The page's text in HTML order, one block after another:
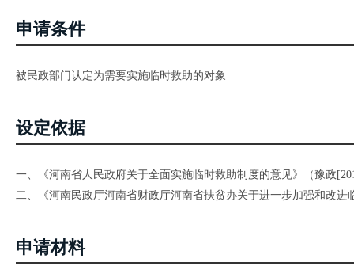
申请条件
被民政部门认定为需要实施临时救助的对象
设定依据
一、《河南省人民政府关于全面实施临时救助制度的意见》（豫政
二、《河南民政厅河南省财政厅河南省扶贫办关于进一步加强和改进
申请材料